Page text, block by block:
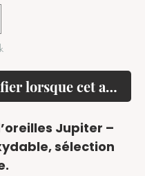
lorsque cet article
Jupiter –
sélection